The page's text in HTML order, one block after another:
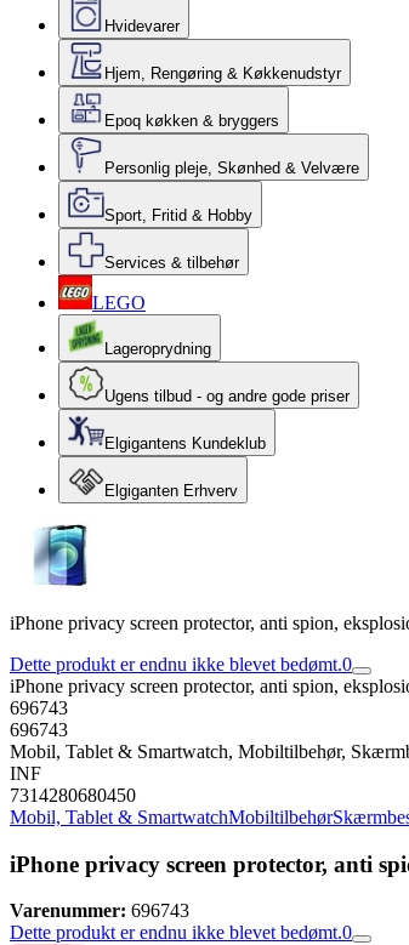
Hvidevarer
Hjem, Rengøring & Køkkenudstyr
Epoq køkken & bryggers
Personlig pleje, Skønhed & Velvære
Sport, Fritid & Hobby
Services & tilbehør
LEGO
Lageroprydning
Ugens tilbud - og andre gode priser
Elgigantens Kundeklub
Elgiganten Erhverv
iPhone privacy screen protector, anti spion,
Dette produkt er endnu ikke blevet bedømt.0
iPhone privacy screen protector, anti spion,
696743
696743
Mobil, Tablet & Smartwatch, Mobiltilbehør,
INF
7314280680450
Mobil, Tablet & SmartwatchMobiltilbehør
iPhone privacy screen protector, anti
Varenummer: 696743
Dette produkt er endnu ikke blevet bedømt.0